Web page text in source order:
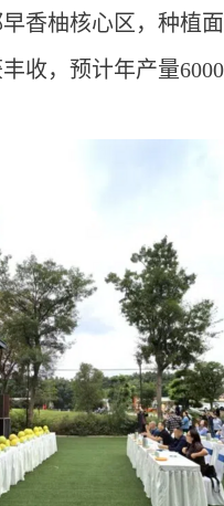
香柚核心区，种植
收，预计年产量